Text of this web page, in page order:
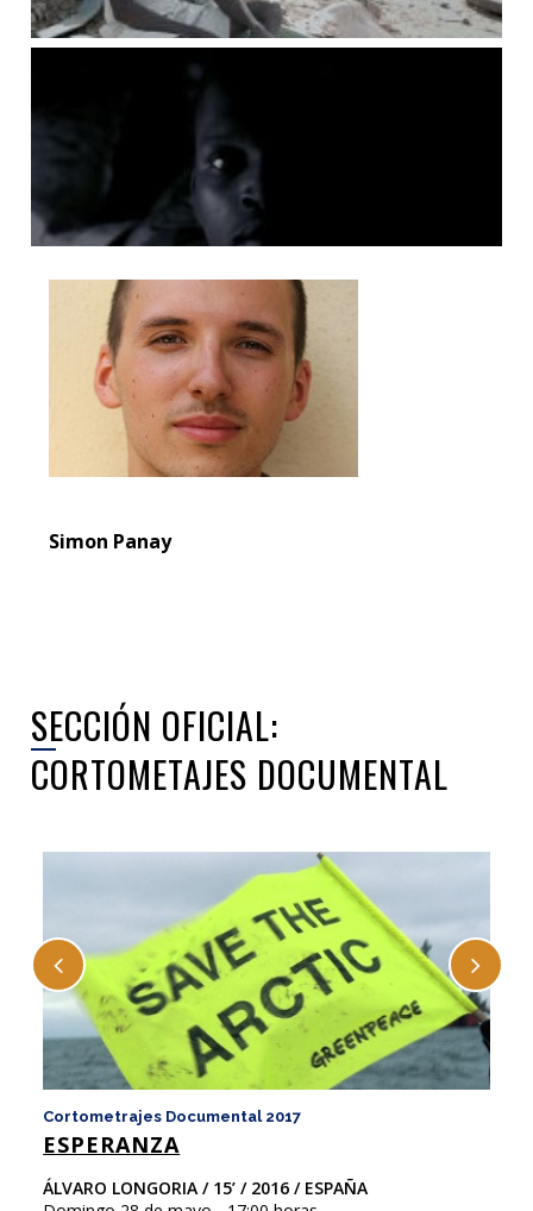
Simon Panay
SECCIÓN OFICIAL:
CORTOMETAJES DOCUMENTAL
Cortometrajes Documental 2017
ESPERANZA
ÁLVARO LONGORIA / 15’ / 2016 / ESPAÑA